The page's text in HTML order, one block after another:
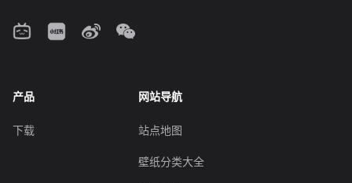
产品
下载
网站导航
站点地图
壁纸分类大全